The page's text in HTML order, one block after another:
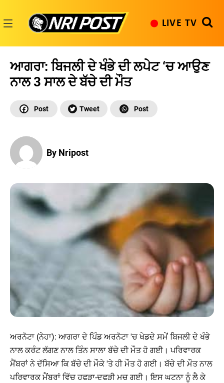
content
LIVE TV
ਆਗਰਾ: ਬਿਜਲੀ ਦੇ ਖੰਭੇ ਦੀ ਲਪੇਟ ‘ਚ ਆਉਣ
ਨਾਲ 3 ਸਾਲ ਦੇ ਬੱਚੇ ਦੀ ਮੌਤ
By Nripost
ਅਰਨੋਟਾ (ਨੇਹਾ): ਆਗਰਾ ਦੇ ਪਿੰਡ ਅਰਨੋਟਾ 'ਚ ਖੇਡਦੇ ਸਮੇਂ ਬਿਜਲੀ ਦੇ ਖੰਭੇ
ਨਾਲ ਕਰੰਟ ਲੱਗਣ ਨਾਲ ਤਿੰਨ ਸਾਲਾ ਬੱਚੇ ਦੀ ਮੌਤ ਹੋ ਗਈ। ਪਰਿਵਾਰਕ
ਮੈਂਬਰਾਂ ਨੇ ਦੱਸਿਆ ਕਿ ਬੱਚੇ ਦੀ ਮੌਕੇ 'ਤੇ ਹੀ ਮੌਤ ਹੋ ਗਈ। ਬੱਚੇ ਦੀ ਮੌਤ ਨਾਲ
ਪਰਿਵਾਰਕ ਮੈਂਬਰਾਂ ਵਿੱਚ ਹਫੜਾ-ਦਫੜੀ ਮਚ ਗਈ। ਇਸ ਘਟਨਾ ਨੂੰ ਲੈ ਕੇ